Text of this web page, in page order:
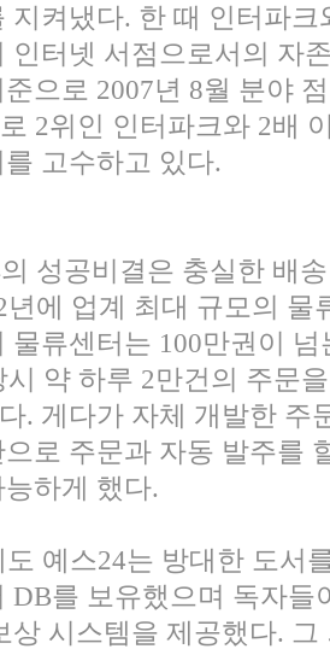
지켜냈다. 한 때 인터파
인터넷 서점으로서의 자
으로 2007년 8월 분야
2위인 인터파크와 2배
고수하고 있다.
의 성공비결은 충실한 배
년에 업계 최대 규모의 물
물류센터는 100만권이 넘
시 약 하루 2만건의 주문
. 게다가 자체 개발한 주
로 주문과 자동 발주를
하게 했다.
도 예스24는 방대한 도서
DB를 보유했으며 독자들
상 시스템을 제공했다. 그